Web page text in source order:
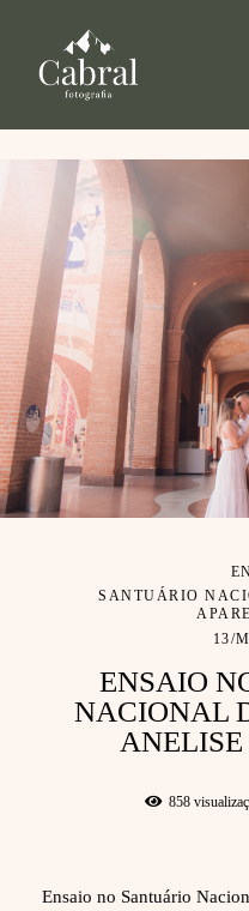
SANTUÁRIO
13/
ENSAIO
NACIONAL
858
Ensaio no Santuário